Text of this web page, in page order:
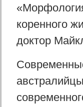
коренного
доктор